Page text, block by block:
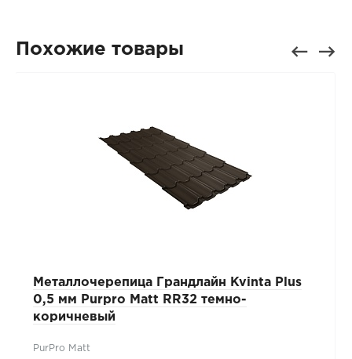
Похожие товары
Металлочерепица Грандлайн Kvinta Plus
0,5 мм Purpro Matt RR32 темно-
коричневый
PurPro Matt